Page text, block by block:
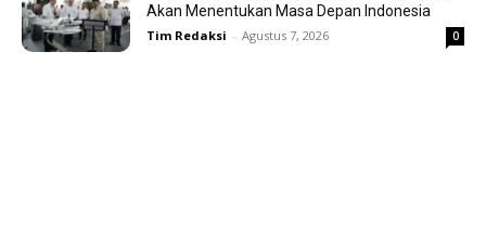
Akan Menentukan Masa Depan Indonesia
Tim Redaksi - Agustus 7, 2026 0